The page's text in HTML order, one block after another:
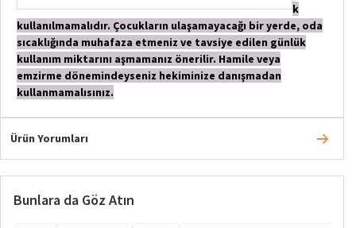
k
kullanılmamalıdır. Çocukların ulaşamayacağı bir yerde, oda
sıcaklığında muhafaza etmeniz ve tavsiye edilen günlük
kullanım miktarını aşmamanız önerilir. Hamile veya
emzirme dönemindeyseniz hekiminize danışmadan
kullanmamalısınız.
Ürün Yorumları
Bunlara da Göz Atın